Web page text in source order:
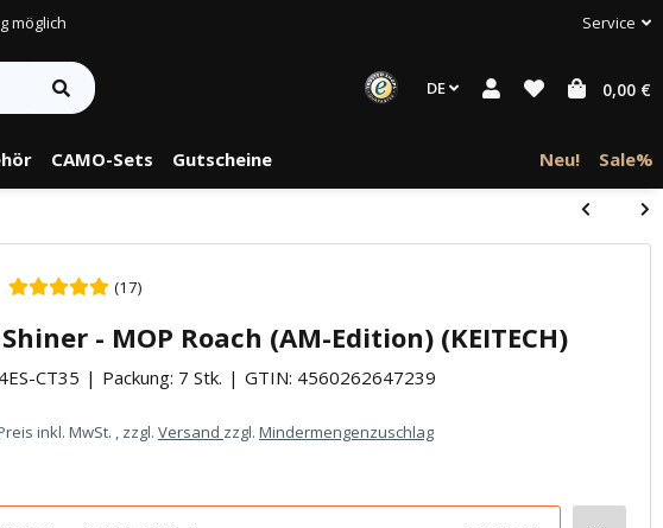
möglich Service
DE 0,00 €
CAMO-Sets Gutscheine Neu! Sale%
Du Inhalte von
neu.
(17)
- MOP Roach (AM-Edition) (KEITECH)
CT35 Packung: 7 Stk. GTIN: 4560262647239
inkl. MwSt. , zzgl. Versand zzgl. Mindermengenzuschlag